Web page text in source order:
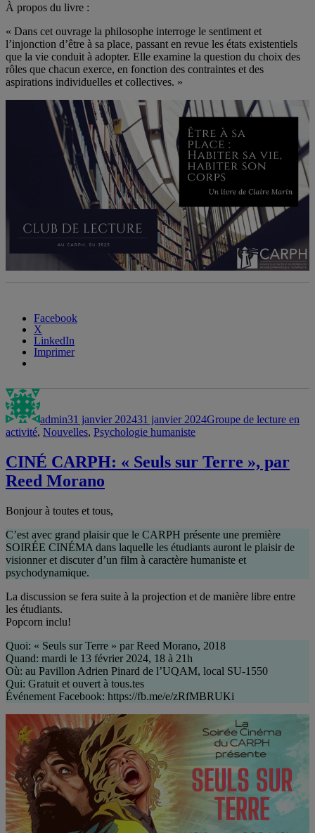
À propos du livre :
« Dans cet ouvrage la philosophe interroge le sentiment et
l’injonction d’être à sa place, passant en revue les états existentiels
que la vie conduit à adopter. Elle examine la question du choix des
rôles que chacun exerce, en fonction des contraintes et des
aspirations individuelles et collectives. »
Facebook
X
LinkedIn
Imprimer
Auteur
admin31 janvier 202431 janvier 2024Groupe de lecture en
activité, Nouvelles, Psychologie humaniste
CINÉ CARPH: « Seuls sur Terre », par
Reed Morano
Bonjour à toutes et tous,
C’est avec grand plaisir que le CARPH présente une première
SOIRÉE CINÉMA dans laquelle les étudiants auront le plaisir de
visionner et discuter d’un film à caractère humaniste et
psychodynamique.
La discussion se fera suite à la projection et de manière libre entre
les étudiants.
Popcorn inclu!
Quoi: « Seuls sur Terre » par Reed Morano, 2018
Quand: mardi le 13 février 2024, 18 à 21h
Où: au Pavillon Adrien Pinard de l’UQAM, local SU-1550
Qui: Gratuit et ouvert à tous.tes
Événement Facebook: https://fb.me/e/zRfMBRUKi